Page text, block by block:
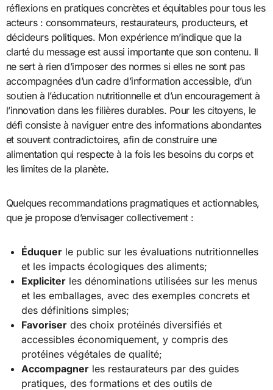
réflexions en pratiques concrètes et équitables pour tous les
acteurs : consommateurs, restaurateurs, producteurs, et
décideurs politiques. Mon expérience m’indique que la
clarté du message est aussi importante que son contenu. Il
ne sert à rien d’imposer des normes si elles ne sont pas
accompagnées d’un cadre d’information accessible, d’un
soutien à l’éducation nutritionnelle et d’un encouragement à
l’innovation dans les filières durables. Pour les citoyens, le
défi consiste à naviguer entre des informations abondantes
et souvent contradictoires, afin de construire une
alimentation qui respecte à la fois les besoins du corps et
les limites de la planète.
Quelques recommandations pragmatiques et actionnables,
que je propose d’envisager collectivement :
Éduquer le public sur les évaluations nutritionnelles
et les impacts écologiques des aliments;
Expliciter les dénominations utilisées sur les menus
et les emballages, avec des exemples concrets et
des définitions simples;
Favoriser des choix protéinés diversifiés et
accessibles économiquement, y compris des
protéines végétales de qualité;
Accompagner les restaurateurs par des guides
pratiques, des formations et des outils de